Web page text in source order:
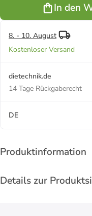
20+26cm Set
In den
8. - 10. August
Kostenloser Versand
dietechnik.de
14 Tage Rückgaberecht
DE
Produktinformation
Details zur